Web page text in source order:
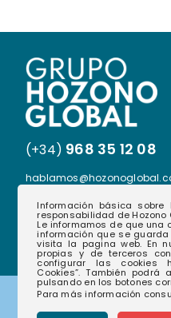
(+34) 968 35 12 08
Ctra. Alcantarilla, 655 –
Información básica
responsabilidad de Hozono
Le informamos de que una
información que se
visita la pagina web. En
propias y de terceros
configurar las cookies
Cookies”. También
pulsando en los botones
Para más información